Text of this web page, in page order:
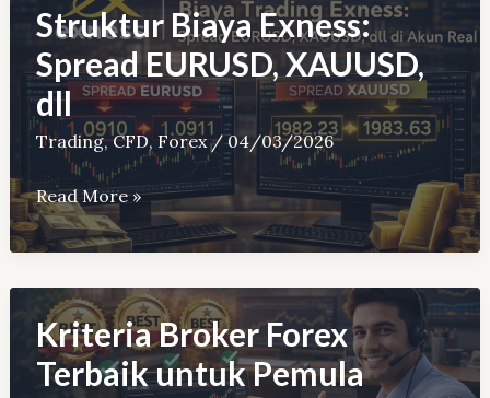
Terbaik
2026
untuk
Trader
Indonesia
Struktur Biaya Exness:
Spread EURUSD, XAUUSD,
dll
Trading,CFD,Forex/04/03/2026
Struktur
Biaya
Exness:
Spread
EURUSD,
XAUUSD,
dll
Read More »
Kriteria Broker Forex
Terbaik untuk Pemula